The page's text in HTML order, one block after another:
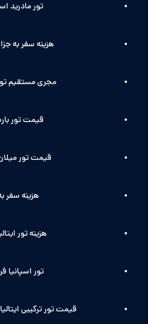
تور مادرید
هزینه سفر به
مجری مستقیم
قیمت تور
قیمت تور میلان
هزینه سفر
هزینه تور
تور اسپانیا
قیمت تور ترکیبی